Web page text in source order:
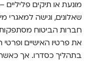
מונעת או תיקים
שאלונים, וגישה למאגרי
חברות הביטוח
את פרטיו האישיים
בתהליך כסדרו. אך